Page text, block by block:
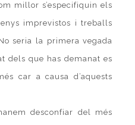
millor s’especifiquin els
imprevistos i treballs
seria la primera vegada
dels que has demanat es
car a causa d’aquests
desconfiar del més